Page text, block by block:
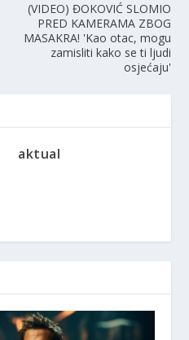
(VIDEO) ĐOKOVIĆ SLOMIO
PRED KAMERAMA ZBOG
MASAKRA! 'Kao otac, mogu
zamisliti kako se ti ljudi
osjećaju'
aktual